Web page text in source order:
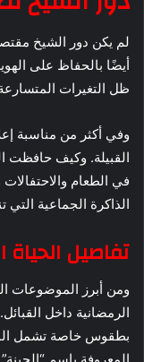
لم يكن دور الشيخ
أيضًا بالحفاظ على
ظل التغيرات
وفي أكثر من مناسبة
القبيلة. وكيف حافظت
في الطعام
الذاكرة الجماعية التي
تفاصيل الحياة
ومن أبرز الموضوعات
الرمضانية داخل
بطقوس خاصة تشمل